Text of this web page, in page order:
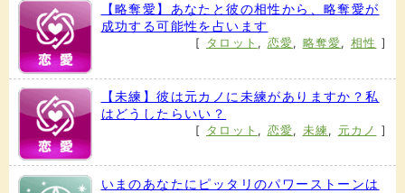
【略奪愛】あなたと彼の相性から、略奪愛が
成功する可能性を占います
[ タロット , 恋愛, 略奪愛, 相性 ]
【未練】彼は元カノに未練がありますか？私
はどうしたらいい？
[ タロット , 恋愛, 未練 , 元カノ ]
いまのあなたにピッタリのパワーストーンは